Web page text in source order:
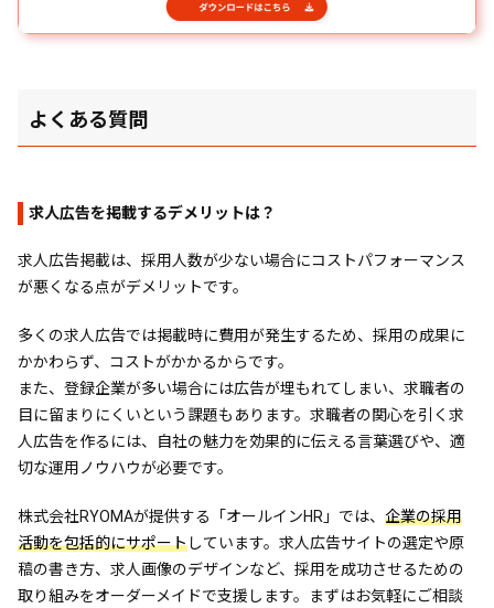
よくある質問
求人広告を掲載するデメリットは？
求人広告掲載は、採用人数が少ない場合にコストパフォーマンス
が悪くなる点がデメリットです。
多くの求人広告では掲載時に費用が発生するため、採用の成果に
かかわらず、コストがかかるからです。
また、登録企業が多い場合には広告が埋もれてしまい、求職者の
目に留まりにくいという課題もあります。求職者の関心を引く求
人広告を作るには、自社の魅力を効果的に伝える言葉選びや、適
切な運用ノウハウが必要です。
株式会社RYOMAが提供する「オールインHR」では、 企業の採用
活動を包括的にサポートしています。求人広告サイトの選定や原
稿の書き方、求人画像のデザインなど、採用を成功させるための
取り組みをオーダーメイドで支援します。まずはお気軽にご相談